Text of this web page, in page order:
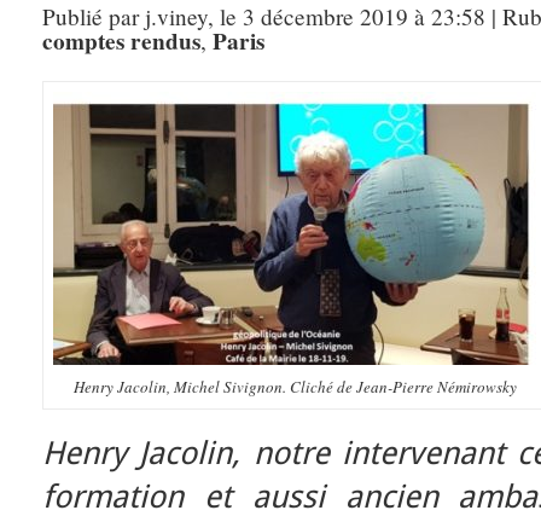
Publié par j.viney, le 3 décembre 2019 à 23:58 |
comptes rendus, Paris
Henry Jacolin, Michel Sivignon. Cliché de Jean-Pierre Némirowsky
Henry Jacolin, notre intervenant
formation et aussi ancien